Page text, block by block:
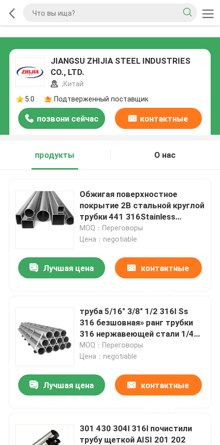
JIANGSU ZHIJIA STEEL INDUSTRIES
CO., LTD.
,Китай
5.0
Подтверженный поставщик
позвони сейчас контактные
продукты
О нас
Обжигая поверхностное
покрытие 2B стальной круглой
трубки 441 316Stainless
безшовное
MOQ：Переговоры
Цена：negotiable
Лучшая цена контактные
труба 5/16" 3/8" 1/2 316l Ss
316 безшовная» ранг трубки
316 нержавеющей стали 1/4
дюймов
MOQ：Переговоры
Цена：negotiable
Лучшая цена контактные
301 430 304l 316l почистили
трубу щеткой AISI 201 202